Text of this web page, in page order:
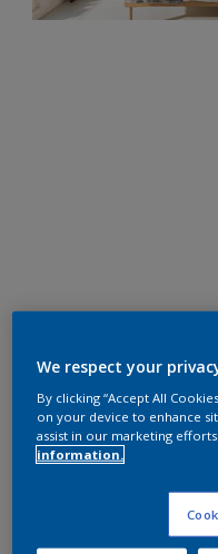
We respect your
By clicking “Accept All
on your device to enhance
assist in our marketing efforts.
information.